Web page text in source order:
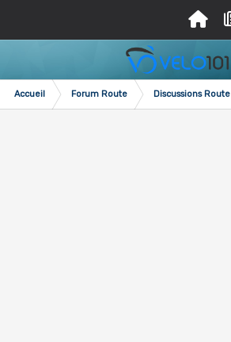
Accueil Forum Route Discussions Route